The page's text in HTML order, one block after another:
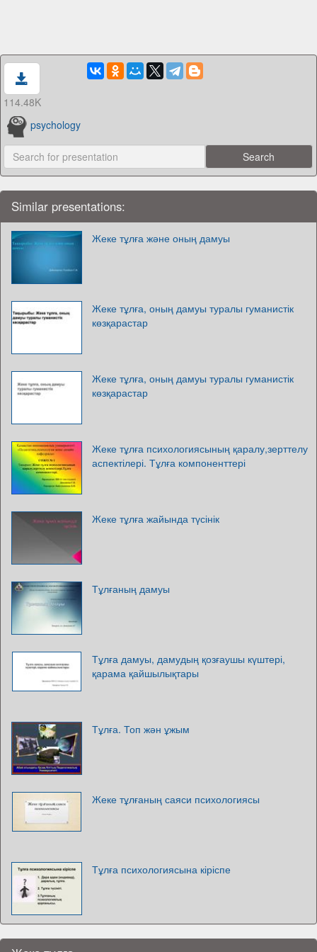
114.48K
psychology
Similar presentations:
Жеке тұлға және оның дамуы
Жеке тұлға, оның дамуы туралы гуманистік
көзқарастар
Жеке тұлға, оның дамуы туралы гуманистік
көзқарастар
Жеке тұлға психологиясының қаралу,зерттелу
аспектілері. Тұлға компоненттері
Жеке тұлға жайында түсінік
Тұлғаның дамуы
Тұлға дамуы, дамудың қозғаушы күштері,
қарама қайшылықтары
Тұлға. Топ жән ұжым
Жеке тұлғаның саяси психологиясы
Тұлға психологиясына кіріспе